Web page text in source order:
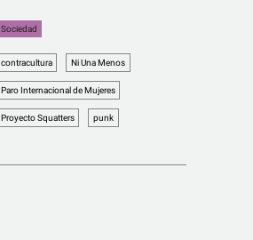
Sociedad
contracultura Ni Una Menos
Paro Internacional de Mujeres
Proyecto Squatters punk